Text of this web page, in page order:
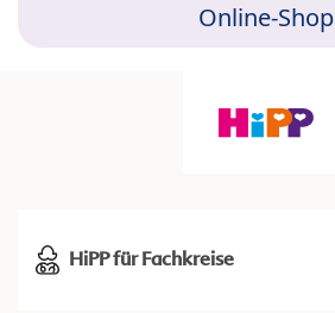
Online-Shop
HiPP für Fachkreise